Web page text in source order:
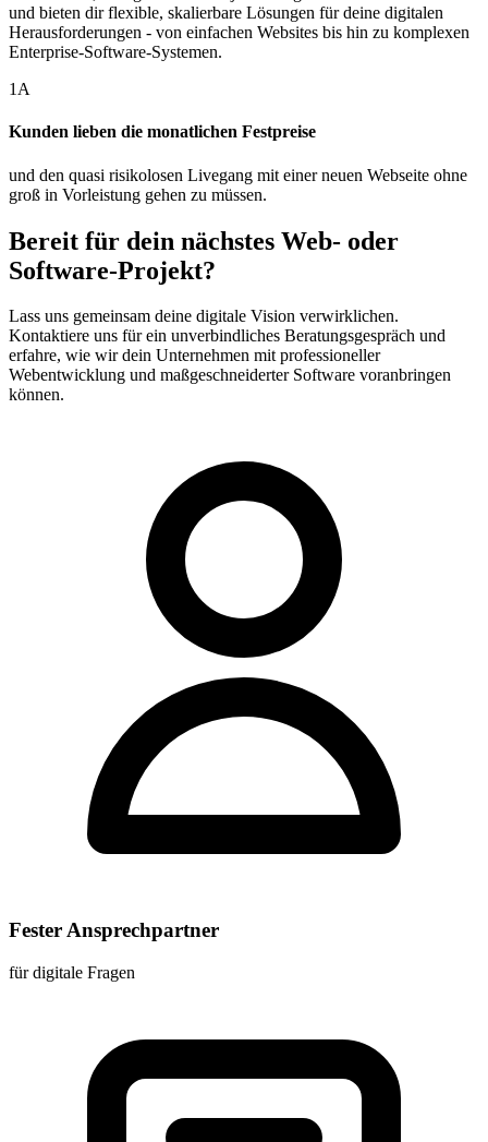
und bieten dir flexible, skalierbare Lösungen für deine digitalen
Herausforderungen - von einfachen Websites bis hin zu komplexen
Enterprise-Software-Systemen.
1A
Kunden lieben die monatlichen Festpreise
und den quasi risikolosen Livegang mit einer neuen Webseite ohne
groß in Vorleistung gehen zu müssen.
Bereit für dein nächstes Web- oder
Software-Projekt?
Lass uns gemeinsam deine digitale Vision verwirklichen.
Kontaktiere uns für ein unverbindliches Beratungsgespräch und
erfahre, wie wir dein Unternehmen mit professioneller
Webentwicklung und maßgeschneiderter Software voranbringen
können.
Fester Ansprechpartner
für digitale Fragen